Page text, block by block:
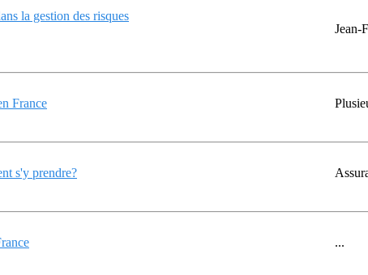
la gestion des risques
Jean-
France
s'y prendre?
...